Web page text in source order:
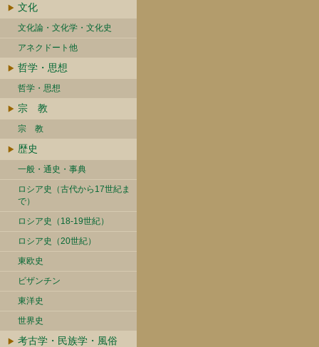
文化
文化論・文化学・文化史
アネクドート他
哲学・思想
哲学・思想
宗 教
宗 教
歴史
一般・通史・事典
ロシア史（古代から17世紀ま
で）
ロシア史（18-19世紀）
ロシア史（20世紀）
東欧史
ビザンチン
東洋史
世界史
考古学・民族学・風俗